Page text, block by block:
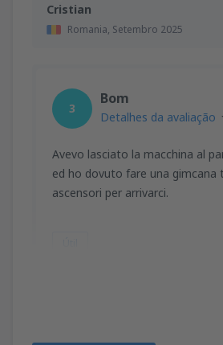
Cristian
Romania, Setembro 2025
3
Bom
Detalhes da avaliação
Avevo lasciato la macchina al
ed ho dovuto fare una gimcana
ascensori per arrivarci.